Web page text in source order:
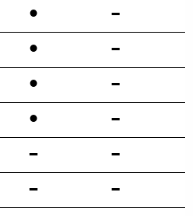
•
•
•
•